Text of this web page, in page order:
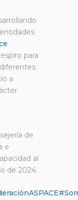
para
a
de
e
al
de 2024.